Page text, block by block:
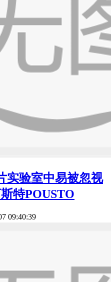
实验室中易被忽视
特POUSTO
09:40:39